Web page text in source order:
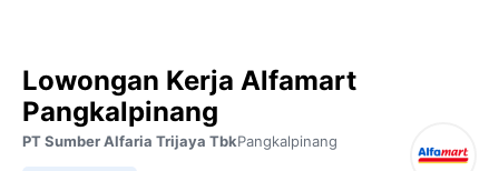
Lowongan Kerja Alfamart
Pangkalpinang
PT Sumber Alfaria Trijaya TbkPangkalpinang